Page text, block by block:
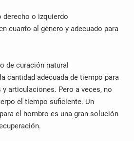
derecho o izquierdo
cuanto al género y adecuado para
de curación natural
cantidad adecuada de tiempo para
articulaciones. Pero a veces, no
el tiempo suficiente. Un
el hombro es una gran solución